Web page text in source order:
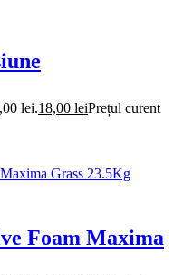
lei.18,00 leiPrețul curent
Foam Maxima